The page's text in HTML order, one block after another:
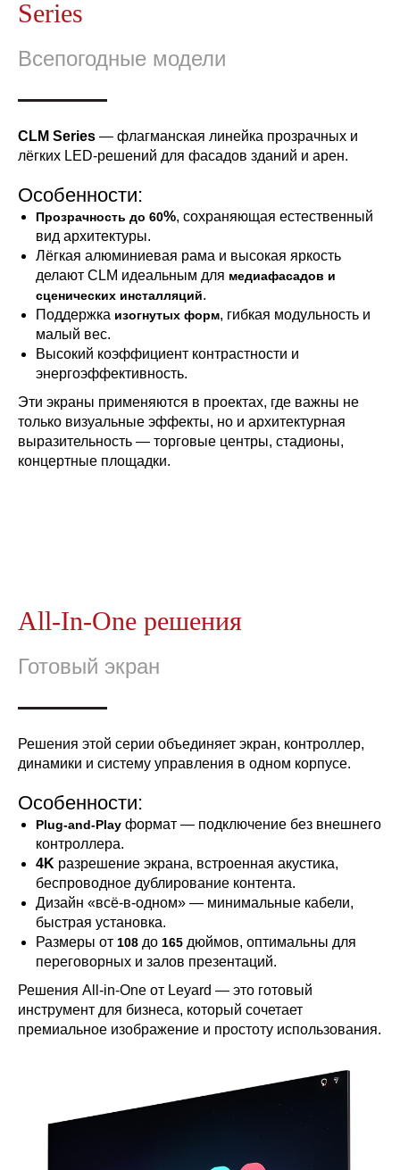
Series
Всепогодные модели
CLM Series — флагманская линейка прозрачных и
лёгких LED-решений для фасадов зданий и арен.
Особенности:
Прозрачность до 60%, сохраняющая естественный
вид архитектуры.
Лёгкая алюминиевая рама и высокая яркость
делают CLM идеальным для медиафасадов и
сценических инсталляций.
Поддержка изогнутых форм, гибкая модульность и
малый вес.
Высокий коэффициент контрастности и
энергоэффективность.
Эти экраны применяются в проектах, где важны не
только визуальные эффекты, но и архитектурная
выразительность — торговые центры, стадионы,
концертные площадки.
All-In-One решения
Готовый экран
Решения этой серии объединяет экран, контроллер,
динамики и систему управления в одном корпусе.
Особенности:
Plug-and-Play формат — подключение без внешнего
контроллера.
4K разрешение экрана, встроенная акустика,
беспроводное дублирование контента.
Дизайн «всё-в-одном» — минимальные кабели,
быстрая установка.
Размеры от 108 до 165 дюймов, оптимальны для
переговорных и залов презентаций.
Решения All-in-One от Leyard — это готовый
инструмент для бизнеса, который сочетает
премиальное изображение и простоту использования.